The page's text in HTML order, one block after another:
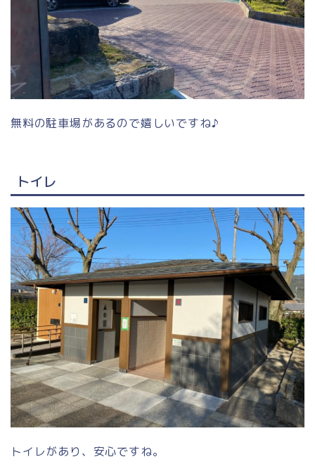
無料の駐車場があるので嬉しいですね♪
トイレ
トイレがあり、安心ですね。